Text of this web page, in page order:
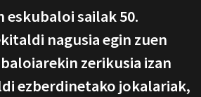
eskubaloi sailak 50.
nagusia egin zuen
zerikusia izan
ezberdinetako jokalariak,